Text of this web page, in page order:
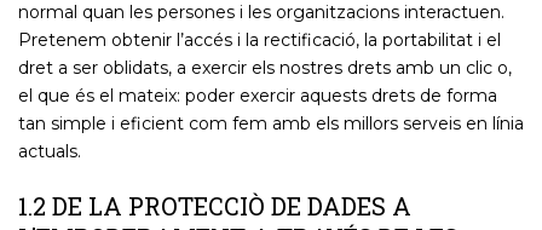
normal quan les persones i les organitzacions interactuen.
Pretenem obtenir l’accés i la rectificació, la portabilitat i el
dret a ser oblidats, a exercir els nostres drets amb un clic o,
el que és el mateix: poder exercir aquests drets de forma
tan simple i eficient com fem amb els millors serveis en línia
actuals.
1.2 DE LA PROTECCIÒ DE DADES A